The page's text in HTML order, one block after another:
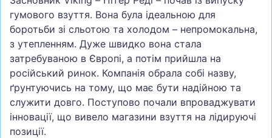
гумового взуття. Вона була ідеальною для
боротьби зі сльотою та холодом – непромокальна,
з утепленням. Дуже швидко вона стала
затребуваною в Європі, а потім прийшла на
російський ринок. Компанія обрала собі назву,
ґрунтуючись на тому, що має бути надійною та
служити довго. Поступово почали впроваджувати
інновації, що вивело магазини взуття на лідируючі
позиції.